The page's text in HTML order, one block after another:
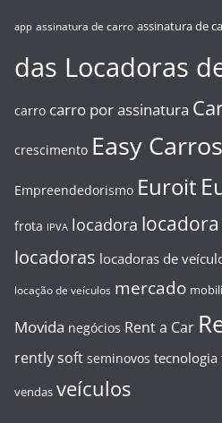
app assinatura de carro assinatura de
das Locadoras
carro carro por assinatura
crescimento Easy Carros
Empreendedorismo Euroit
frota IPVA locadora
locadoras locadoras de
locação de veículos mercado
Movida negócios Rent a Car
rently soft seminovos tecnologia
vendas veículos